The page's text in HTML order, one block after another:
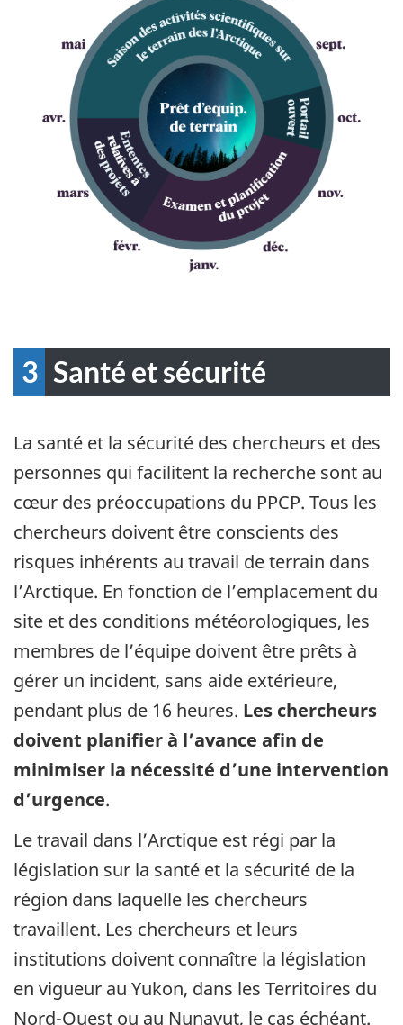
3 Santé et sécurité
La santé et la sécurité des chercheurs et des
personnes qui facilitent la recherche sont au
cœur des préoccupations du PPCP. Tous les
chercheurs doivent être conscients des
risques inhérents au travail de terrain dans
l’Arctique. En fonction de l’emplacement du
site et des conditions météorologiques, les
membres de l’équipe doivent être prêts à
gérer un incident, sans aide extérieure,
pendant plus de 16 heures. Les chercheurs
doivent planifier à l’avance afin de
minimiser la nécessité d’une intervention
d’urgence.
Le travail dans l’Arctique est régi par la
législation sur la santé et la sécurité de la
région dans laquelle les chercheurs
travaillent. Les chercheurs et leurs
institutions doivent connaître la législation
en vigueur au Yukon, dans les Territoires du
Nord-Ouest ou au Nunavut, le cas échéant.